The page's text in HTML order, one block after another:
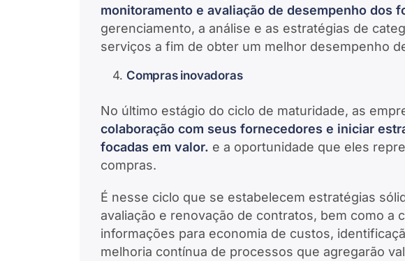
monitoramento e avaliação de desempenho dos
gerenciamento, a análise e as estratégias de
serviços a fim de obter um melhor desempenho
Compras inovadoras
No último estágio do ciclo de maturidade, as
colaboração com seus fornecedores e iniciar
focadas em valor. e a oportunidade que eles
compras.
É nesse ciclo que se estabelecem estratégias
avaliação e renovação de contratos, bem como a
informações para economia de custos,
melhoria contínua de processos que agregarão